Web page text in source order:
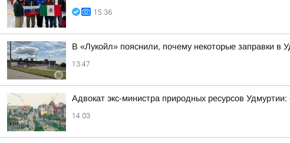
15:36
В «Лукойл» пояснили, почему некоторые заправки в
13:47
Адвокат экс-министра природных ресурсов
14:03